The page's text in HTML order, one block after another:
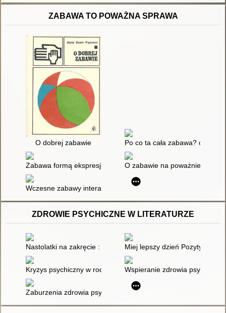
ZABAWA TO POWAŻNA SPRAWA
O dobrej zabawie Po co ta cała zabawa? o
Zabawa formą ekspresji dzieckaO zabawie na poważnie
Wczesne zabawy interakcyjne jako płaszczyzna rozwijania
ZDROWIE PSYCHICZNE W LITERATURZE
Nastolatki na zakręcie : jak wspierać zdrowie w głowie
Miej lepszy dzień Pozytywny
Kryzys psychiczny w rodzinie : najgorzej być w tym wszystkim
Wspieranie zdrowia
Zaburzenia zdrowia psychicznego : przewodnik